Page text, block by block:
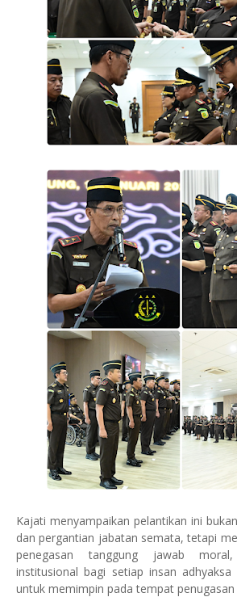
Kajati menyampaikan pelantikan ini
dan pergantian jabatan semata, tetapi
penegasan tanggung jawab
institusional bagi setiap insan
untuk memimpin pada tempat